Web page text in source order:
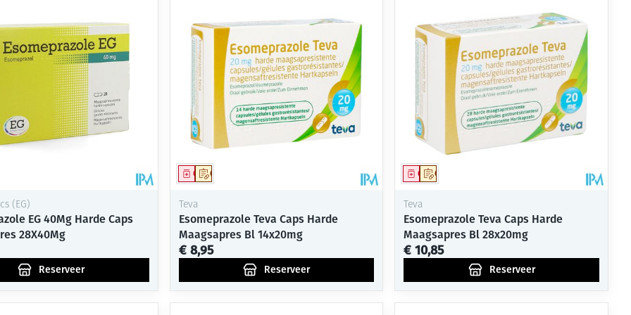
Supplementen
Insectenwerende
middelen
Parfums en
geurproducten
Zelfbruiner Scheren CBD
Mondmaskers
(EG)
EG 40Mg Harde Caps
28X40Mg
Reserveer
Op voorschrift
Geneesmiddel
Teva
Esomeprazole Teva Caps Harde
Maagsapres Bl 14x20mg
€ 8,95
Reserveer
Op voorschrift
Geneesmiddel
Teva
Esomeprazole Teva Caps Harde
Maagsapres Bl 28x20mg
€ 10,85
Reserveer